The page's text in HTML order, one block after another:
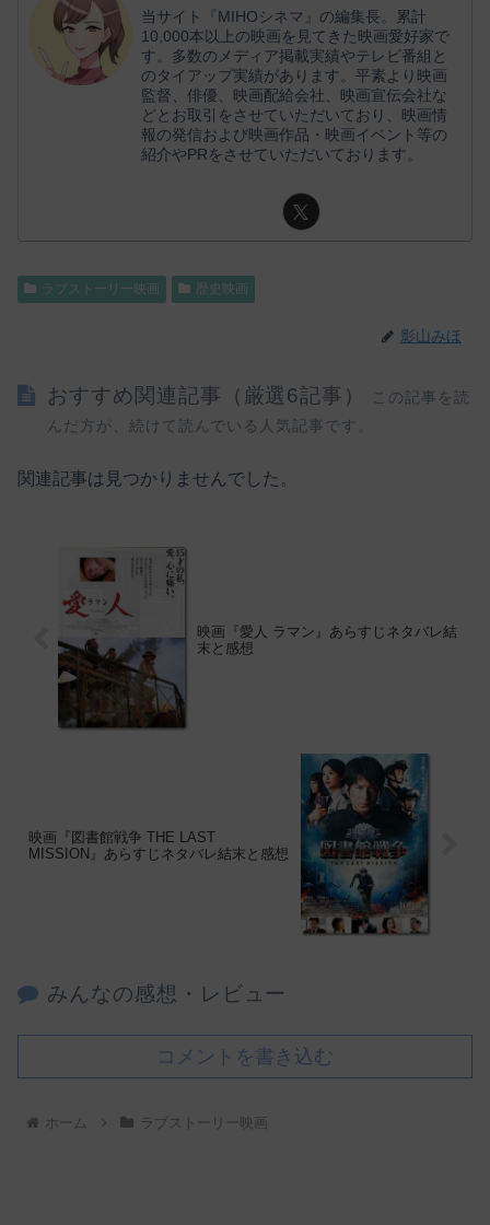
当サイト『MIHOシネマ』の編集長。累計
10,000本以上の映画を見てきた映画愛好家で
す。多数のメディア掲載実績やテレビ番組と
のタイアップ実績があります。平素より映画
監督、俳優、映画配給会社、映画宣伝会社な
どとお取引をさせていただいており、映画情
報の発信および映画作品・映画イベント等の
紹介やPRをさせていただいております。
ラブストーリー映画 歴史映画
影山みほ
おすすめ関連記事（厳選6記事）
この記事を読
んだ方が、続けて読んでいる人気記事です。
関連記事は見つかりませんでした。
映画『愛人 ラマン』あらすじネタバレ結
末と感想
映画『図書館戦争 THE LAST
MISSION』あらすじネタバレ結末と感想
みんなの感想・レビュー
コメントを書き込む
ホーム ラブストーリー映画